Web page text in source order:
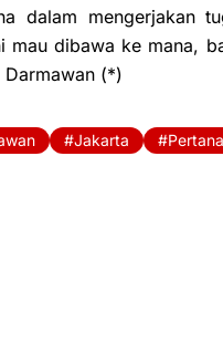
dalam mengerjakan
dibawa ke mana,
Darmawan (*)
Jakarta